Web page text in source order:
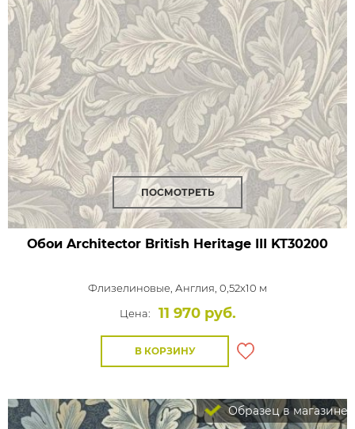
ПОСМОТРЕТЬ
Обои Architector British Heritage III KT30200
Флизелиновые, Англия, 0,52x10 м
Цена:
11 970 руб.
В КОРЗИНУ
Образец в магазине